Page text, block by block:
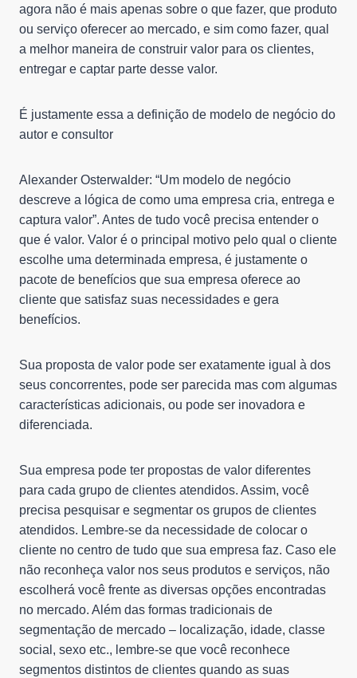
agora não é mais apenas sobre o que fazer, que produto
ou serviço oferecer ao mercado, e sim como fazer, qual
a melhor maneira de construir valor para os clientes,
entregar e captar parte desse valor.
É justamente essa a definição de modelo de negócio do
autor e consultor
Alexander Osterwalder: “Um modelo de negócio
descreve a lógica de como uma empresa cria, entrega e
captura valor”. Antes de tudo você precisa entender o
que é valor. Valor é o principal motivo pelo qual o cliente
escolhe uma determinada empresa, é justamente o
pacote de benefícios que sua empresa oferece ao
cliente que satisfaz suas necessidades e gera
benefícios.
Sua proposta de valor pode ser exatamente igual à dos
seus concorrentes, pode ser parecida mas com algumas
características adicionais, ou pode ser inovadora e
diferenciada.
Sua empresa pode ter propostas de valor diferentes
para cada grupo de clientes atendidos. Assim, você
precisa pesquisar e segmentar os grupos de clientes
atendidos. Lembre-se da necessidade de colocar o
cliente no centro de tudo que sua empresa faz. Caso ele
não reconheça valor nos seus produtos e serviços, não
escolherá você frente as diversas opções encontradas
no mercado. Além das formas tradicionais de
segmentação de mercado – localização, idade, classe
social, sexo etc., lembre-se que você reconhece
segmentos distintos de clientes quando as suas